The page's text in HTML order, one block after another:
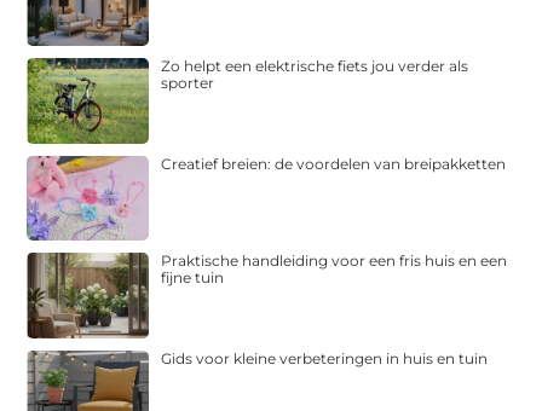
Zo helpt een elektrische fiets jou verder als
sporter
Creatief breien: de voordelen van breipakketten
Praktische handleiding voor een fris huis en een
fijne tuin
Gids voor kleine verbeteringen in huis en tuin